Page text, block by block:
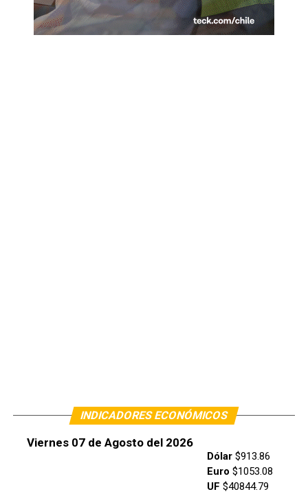
INDICADORES ECONÓMICOS
Viernes 07 de Agosto del 2026
Dólar$913.86
Euro $1053.08
UF $40844.79